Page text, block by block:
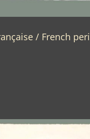
/ French